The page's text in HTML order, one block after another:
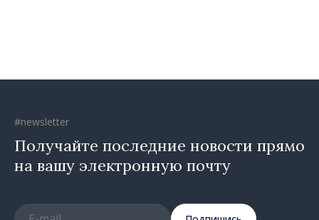
#newsletter
Получайте последние новости прямо
на вашу электронную почту